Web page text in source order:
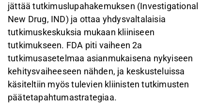
jättää tutkimuslupahakemuksen (Investigational
New Drug, IND) ja ottaa yhdysvaltalaisia
tutkimuskeskuksia mukaan kliiniseen
tutkimukseen. FDA piti vaiheen 2a
tutkimusasetelmaa asianmukaisena nykyiseen
kehitysvaiheeseen nähden, ja keskusteluissa
käsiteltiin myös tulevien kliinisten tutkimusten
päätetapahtumastrategiaa.